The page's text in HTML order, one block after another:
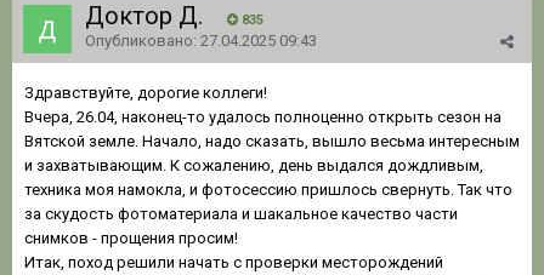
Доктор Д. 835
Опубликовано: 27.04.2025 09:43
Здравствуйте, дорогие коллеги!
Вчера, 26.04, наконец-то удалось полноценно открыть сезон на
Вятской земле. Начало, надо сказать, вышло весьма интересным
и захватывающим. К сожалению, день выдался дождливым,
техника моя намокла, и фотосессию пришлось свернуть. Так что
за скудость фотоматериала и шакальное качество части
снимков - прощения просим!
Итак, поход решили начать с проверки месторождений